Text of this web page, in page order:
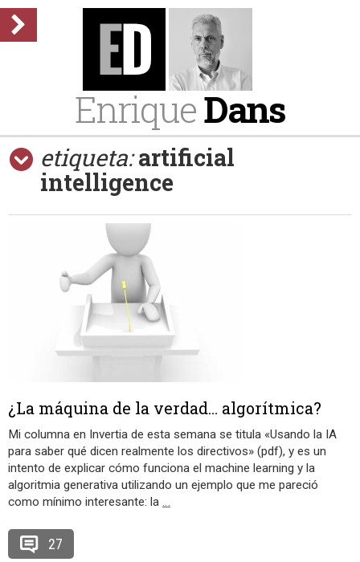
EnriqueDans
etiqueta: artificial
intelligence
¿La máquina de la verdad… algorítmica?
Mi columna en Invertia de esta semana se titula «Usando la IA
para saber qué dicen realmente los directivos» (pdf), y es un
intento de explicar cómo funciona el machine learning y la
algoritmia generativa utilizando un ejemplo que me pareció
como mínimo interesante: la …
27